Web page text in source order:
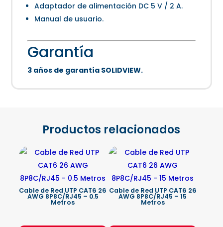
Adaptador de alimentación DC 5 V / 2 A.
Manual de usuario.
Garantía
3 años de garantía SOLIDVIEW.
Productos relacionados
Cable de Red UTP CAT6 26
AWG 8P8C/RJ45 – 0.5
Metros
Cable de Red UTP CAT6 26
AWG 8P8C/RJ45 – 15
Metros